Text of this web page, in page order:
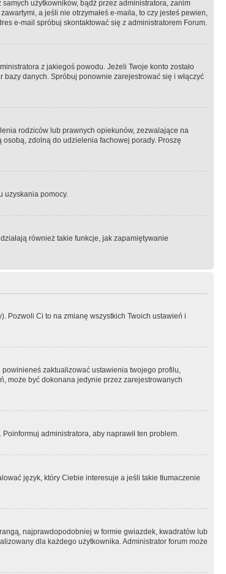
użytkowników, bądź przez administratora, zanim
a jeśli nie otrzymałeś e-maila, to czy jesteś pewien,
e-mail spróbuj skontaktować się z administratorem Forum.
z jakiegoś powodu. Jeżeli Twoje konto zostało
danych. Spróbuj ponownie zarejestrować się i włączyć
rodziców lub prawnych opiekunów, zezwalające na
zdolną do udzielenia fachowej porady. Proszę
uzyskania pomocy.
również takie funkcje, jak zapamiętywanie
Pozwoli Ci to na zmianę wszystkich Twoich ustawień i
powinieneś zaktualizować ustawienia twojego profilu,
może być dokonana jedynie przez zarejestrowanych
administratora, aby naprawił ten problem.
język, który Ciebie interesuje a jeśli takie tłumaczenie
najprawdopodobniej w formie gwiazdek, kwadratów lub
dla każdego użytkownika. Administrator forum może